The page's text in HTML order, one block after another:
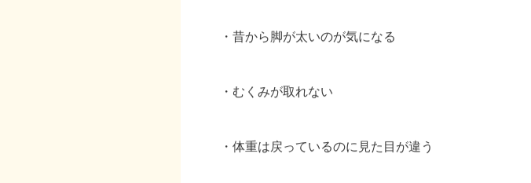
・昔から脚が太いのが気になる
・むくみが取れない
・体重は戻っているのに見た目が違う